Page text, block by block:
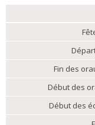
Fin des
Début des
Début des